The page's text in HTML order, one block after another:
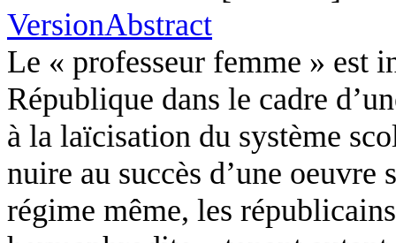
VersionAbstract
Le « professeur femme » est
République dans le cadre
à la laïcisation du système
nuire au succès d’une
régime même, les